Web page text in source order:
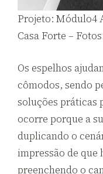
Projeto: Módulo4
Casa Forte –
Os espelhos
cômodos, sendo
soluções práticas
ocorre porque a
duplicando o
impressão de que
preenchendo o